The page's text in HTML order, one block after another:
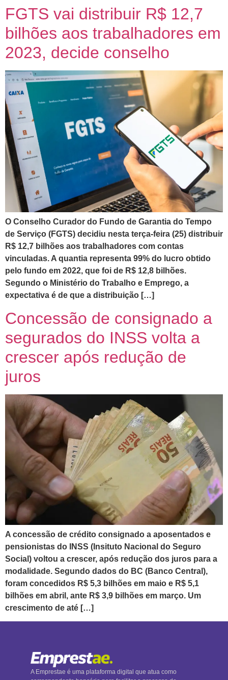
FGTS vai distribuir R$ 12,7
bilhões aos trabalhadores em
2023, decide conselho
O Conselho Curador do Fundo de Garantia do Tempo
de Serviço (FGTS) decidiu nesta terça-feira (25) distribuir
R$ 12,7 bilhões aos trabalhadores com contas
vinculadas. A quantia representa 99% do lucro obtido
pelo fundo em 2022, que foi de R$ 12,8 bilhões.
Segundo o Ministério do Trabalho e Emprego, a
expectativa é de que a distribuição […]
Concessão de consignado a
segurados do INSS volta a
crescer após redução de
juros
A concessão de crédito consignado a aposentados e
pensionistas do INSS (Insituto Nacional do Seguro
Social) voltou a crescer, após redução dos juros para a
modalidade. Segundo dados do BC (Banco Central),
foram concedidos R$ 5,3 bilhões em maio e R$ 5,1
bilhões em abril, ante R$ 3,9 bilhões em março. Um
crescimento de até […]
A Emprestae é uma plataforma digital que atua como